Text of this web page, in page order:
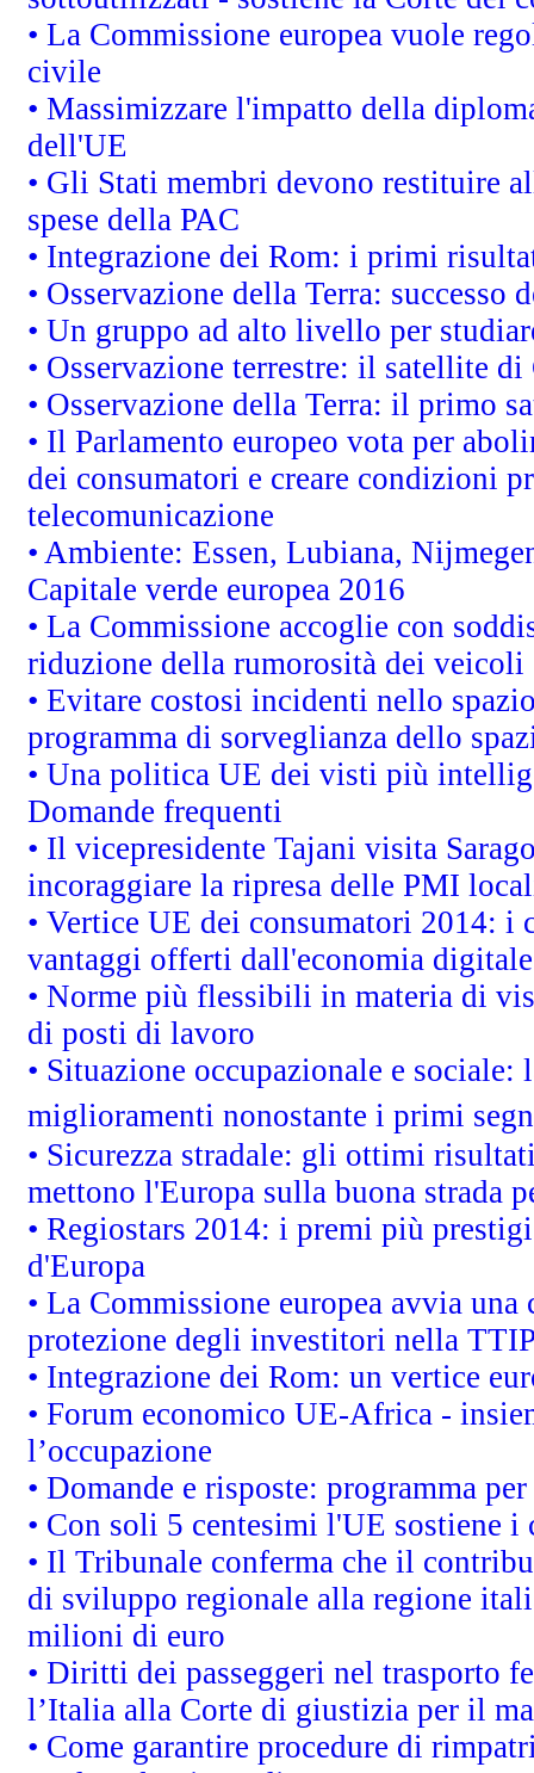
• La Commissione europea vuole
civile
• Massimizzare l'impatto della
dell'UE
• Gli Stati membri devono restituire
spese della PAC
• Integrazione dei Rom: i primi
• Osservazione della Terra:
• Un gruppo ad alto livello per
• Osservazione terrestre: il satellite
• Osservazione della Terra: il primo
• Il Parlamento europeo vota per
dei consumatori e creare condizioni
telecomunicazione
• Ambiente: Essen, Lubiana,
Capitale verde europea 2016
• La Commissione accoglie con
riduzione della rumorosità dei veicoli
• Evitare costosi incidenti nello
programma di sorveglianza dello
• Una politica UE dei visti più
Domande frequenti
• Il vicepresidente Tajani visita
incoraggiare la ripresa delle PMI
• Vertice UE dei consumatori 2014:
vantaggi offerti dall'economia digitale
• Norme più flessibili in materia di
di posti di lavoro
• Situazione occupazionale e
miglioramenti nonostante i primi
• Sicurezza stradale: gli ottimi
mettono l'Europa sulla buona strada
• Regiostars 2014: i premi più
d'Europa
• La Commissione europea avvia
protezione degli investitori nella
• Integrazione dei Rom: un vertice
• Forum economico UE-Africa -
l’occupazione
• Domande e risposte: programma
• Con soli 5 centesimi l'UE sostiene
• Il Tribunale conferma che il
di sviluppo regionale alla regione
milioni di euro
• Diritti dei passeggeri nel trasporto
l’Italia alla Corte di giustizia per il
• Come garantire procedure di